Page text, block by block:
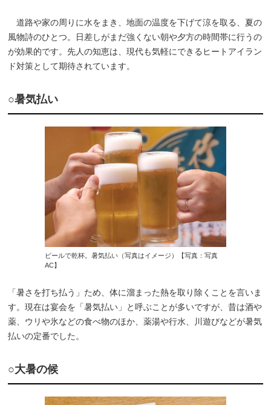
道路や家の周りに水をまき、地面の温度を下げて涼を取る、夏の
風物詩のひとつ。日差しがまだ強くない朝や夕方の時間帯に行うの
が効果的です。先人の知恵は、現代も気軽にできるヒートアイラン
ド対策として期待されています。
○暑気払い
ビールで乾杯。暑気払い（写真はイメージ）【写真：写真
AC】
「暑さを打ち払う」ため、体に溜まった熱を取り除くことを言いま
す。現在は宴会を「暑気払い」と呼ぶことが多いですが、昔は酒や
薬、ウリや氷などの食べ物のほか、薬湯や行水、川遊びなどが暑気
払いの定番でした。
○大暑の候